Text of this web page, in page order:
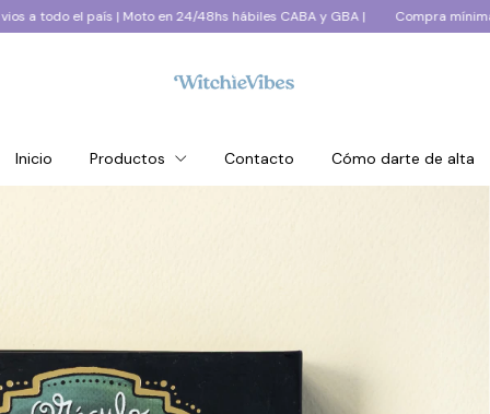
en 24/48hs hábiles CABA y GBA | Compra mínima $250.000+IVA |
Inicio Productos Contacto Cómo darte de alta